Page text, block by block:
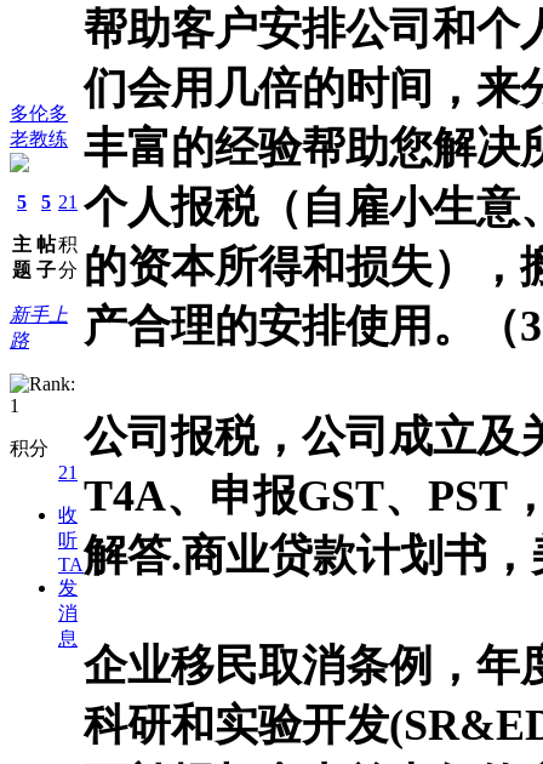
多伦多
老教练
5
主
题
5
帖
子
21
积
分
新手上
路
积分
21
收
听
TA
发
消
息
帮助客户安排公司和个
们会用几倍的时间，来
丰富的经验帮助您解决
个人报税（自雇小生意
的资本所得和损失），
产合理的安排使用。（
公司报税，公司成立及
T4A、申报GST、PST
解答.商业贷款计划书
企业移民取消条例，年
科研和实验开发